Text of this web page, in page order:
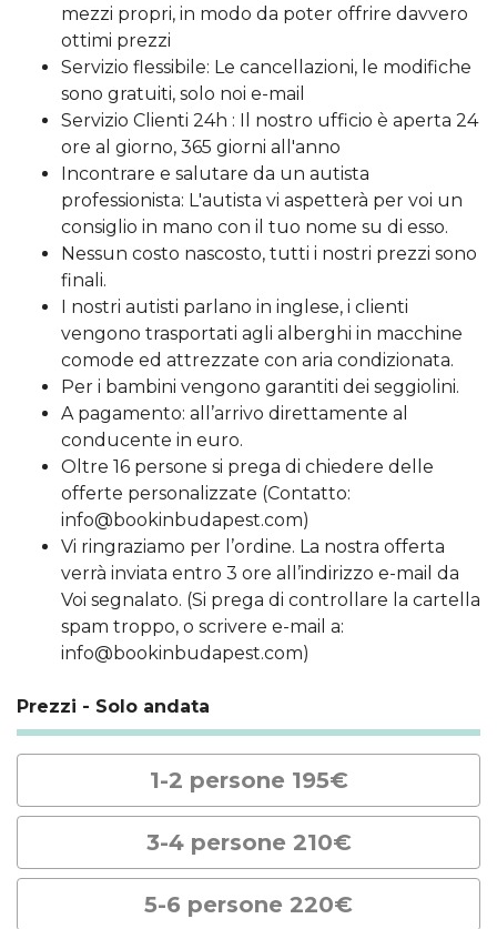
mezzi propri, in modo da poter offrire davvero
ottimi prezzi
Servizio flessibile: Le cancellazioni, le modifiche
sono gratuiti, solo noi e-mail
Servizio Clienti 24h : Il nostro ufficio è aperta 24
ore al giorno, 365 giorni all'anno
Incontrare e salutare da un autista
professionista: L'autista vi aspetterà per voi un
consiglio in mano con il tuo nome su di esso.
Nessun costo nascosto, tutti i nostri prezzi sono
finali.
I nostri autisti parlano in inglese, i clienti
vengono trasportati agli alberghi in macchine
comode ed attrezzate con aria condizionata.
Per i bambini vengono garantiti dei seggiolini.
A pagamento: all’arrivo direttamente al
conducente in euro.
Oltre 16 persone si prega di chiedere delle
offerte personalizzate (Contatto:
info@bookinbudapest.com)
Vi ringraziamo per l’ordine. La nostra offerta
verrà inviata entro 3 ore all’indirizzo e-mail da
Voi segnalato. (Si prega di controllare la cartella
spam troppo, o scrivere e-mail a:
info@bookinbudapest.com)
Prezzi - Solo andata
1-2 persone 195€
3-4 persone 210€
5-6 persone 220€